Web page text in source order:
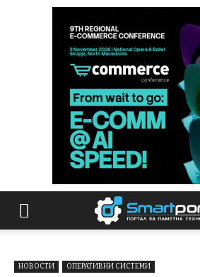
НОВОСТИ ОПЕРАТИВНИ СИСТЕМИ